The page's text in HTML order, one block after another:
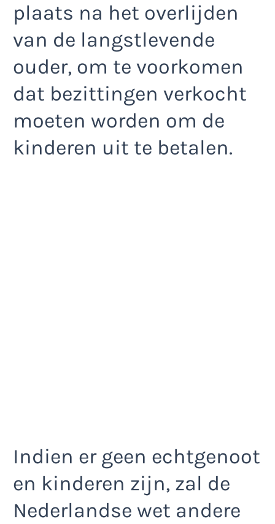
plaats na het overlijden
van de langstlevende
ouder, om te voorkomen
dat bezittingen verkocht
moeten worden om de
kinderen uit te betalen.
Indien er geen echtgenoot
en kinderen zijn, zal de
Nederlandse wet andere